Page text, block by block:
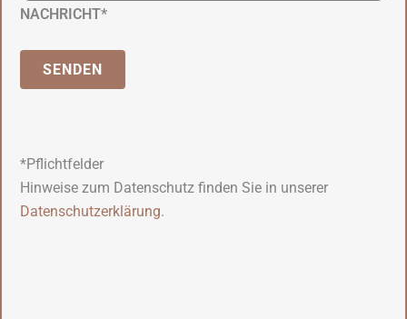
NACHRICHT*
*Pflichtfelder
Hinweise zum Datenschutz finden Sie in unserer
Datenschutzerklärung.